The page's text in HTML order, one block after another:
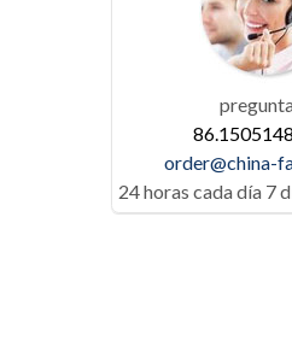
order@china-
24 horas cada día 7